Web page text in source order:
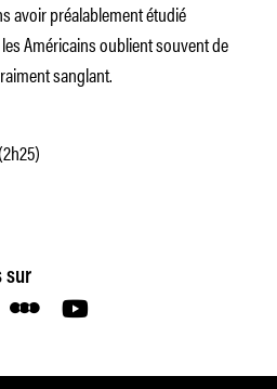
avoir préalablement étudié
Américains oublient souvent de
sanglant.
sur